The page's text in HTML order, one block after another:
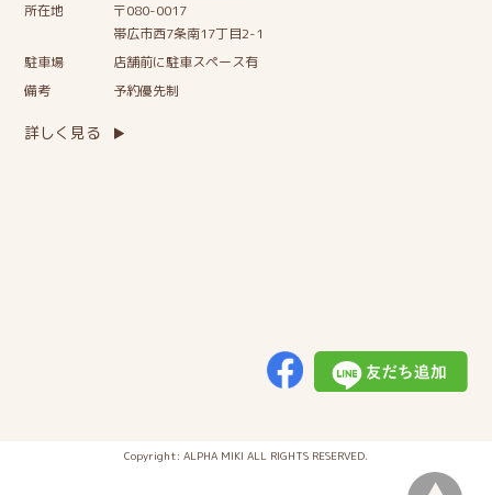
所在地
〒080-0017
帯広市西7条南17丁目2-1
駐車場
店舗前に駐車スペース有
備考
予約優先制
詳しく見る
Copyright: ALPHA MIKI ALL RIGHTS RESERVED.